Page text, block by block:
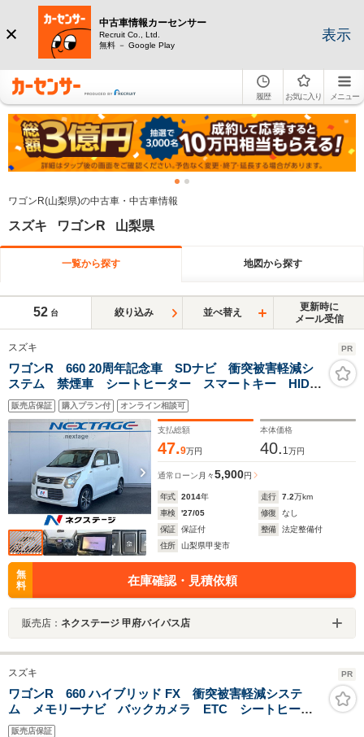
中古車情報カーセンサー
Recruit Co., Ltd.
無料 － Google Play
表示
履歴 お気に入り メニュー
ワゴンR(山梨県)の中古車・中古車情報
スズキ ワゴンR 山梨県
一覧から探す 地図から探す
52 台 絞り込み 並べ替え
更新時に
メール受信
スズキ PR
ワゴンR 660 20周年記念車 SDナビ 衝突被害軽減シ
ステム 禁煙車 シートヒーター スマートキー HIDヘ
ッド ETC 純正15インチアルミ オートライト オー
トエアコン CD 地デジ
販売店保証 購入プラン付 オンライン相談可
支払総額
47.9万円
本体価格
40. 1万円
通常ローン 月々5,900円
年式 2014年 走行 7.2万km
車検
'27/05 修復
なし
保証
保証付 整備
法定整備付
住所
山梨県甲斐市
無
料
在庫確認・見積依頼
販売店： ネクステージ 甲府バイパス店
スズキ PR
ワゴンR 660 ハイブリッド FX 衝突被害軽減システ
ム メモリーナビ バックカメラ ETC シートヒータ
ー リヤパーキングソナー
販売店保証